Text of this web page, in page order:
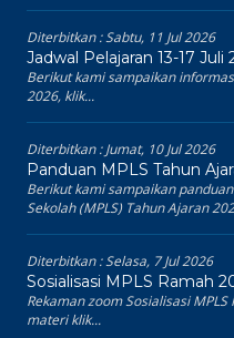
Diterbitkan :Sabtu, 11 Jul 2026
Jadwal Pelajaran 13-17 Juli
Berikut kami sampaikan
2026, klik...
Diterbitkan :Jumat, 10 Jul 2026
Panduan MPLS Tahun
Berikut kami sampaikan
Sekolah (MPLS) Tahun Ajaran
Diterbitkan :Selasa, 7 Jul 2026
Sosialisasi MPLS Ramah
Rekaman zoom Sosialisasi
materi klik...